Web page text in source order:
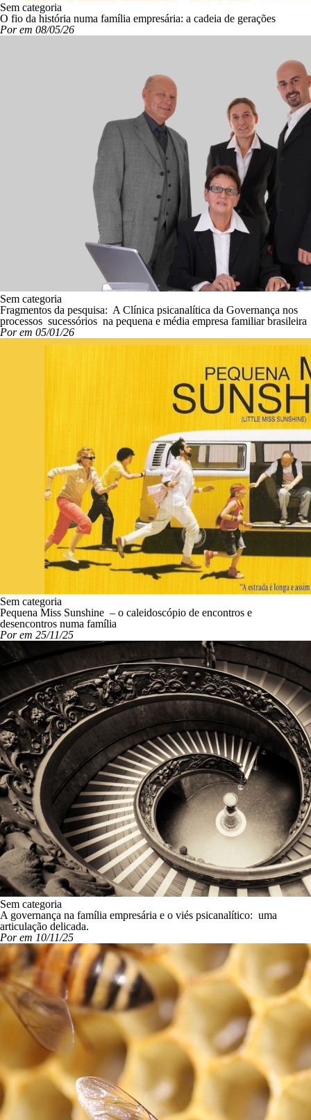
Sem categoria
O fio da história numa família empresária: a cadeia de gerações
Por em 08/05/26
Sem categoria
Fragmentos da pesquisa: A Clínica psicanalítica da Governança nos
processos sucessórios na pequena e média empresa familiar brasileira
Por em 05/01/26
Sem categoria
Pequena Miss Sunshine – o caleidoscópio de encontros e
desencontros numa família
Por em 25/11/25
Sem categoria
A governança na família empresária e o viés psicanalítico: uma
articulação delicada.
Por em 10/11/25